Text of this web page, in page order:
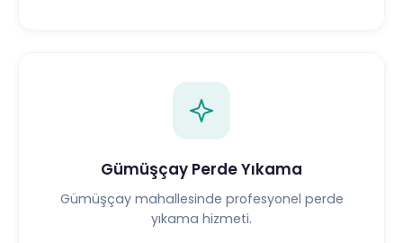
Gümüşçay Perde Yıkama
Gümüşçay mahallesinde profesyonel perde
yıkama hizmeti.